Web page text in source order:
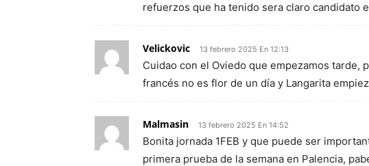
refuerzos que ha tenido sera claro candidato
Velickovic 13 febrero 2025 En 12:13
Cuidao con el Oviedo que empezamos tarde,
francés no es flor de un día y Langarita
Malmasin 13 febrero 2025 En 14:52
Bonita jornada 1FEB y que puede ser
primera prueba de la semana en Palencia,